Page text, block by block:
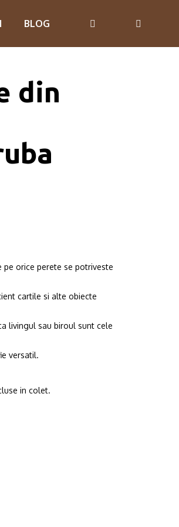
BLOG
din
pe orice perete se potriveste
cartile si alte obiecte
livingul sau biroul sunt cele
versatil.
in colet.